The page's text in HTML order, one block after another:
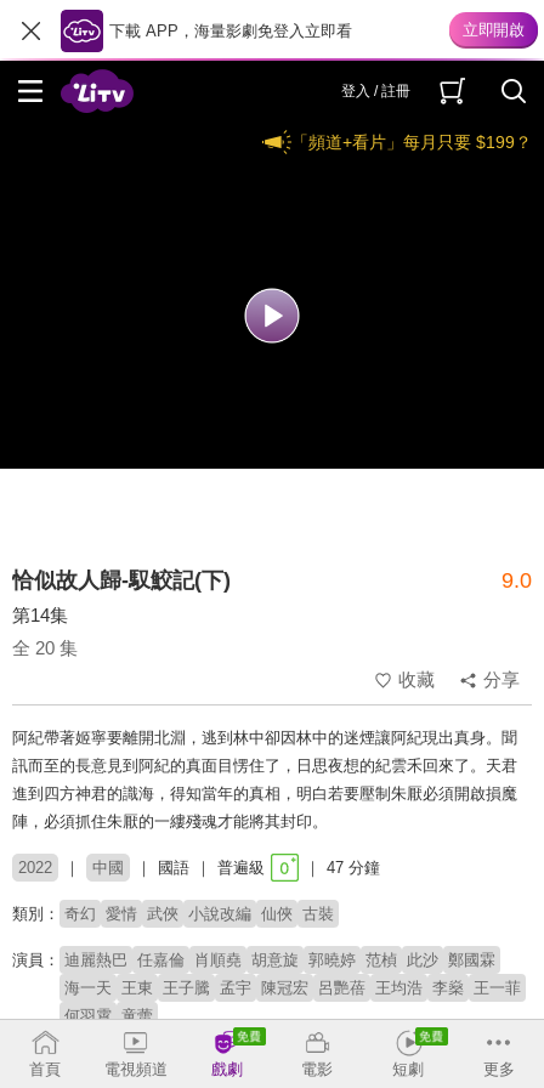
下載 APP，海量影劇免登入立即看
登入 / 註冊
「頻道+看片」每月只要 $199？
恰似故人歸-馭鮫記(下) 9.0
第14集
全 20 集
收藏
分享
阿紀帶著姬寧要離開北淵，逃到林中卻因林中的迷煙讓阿紀現出真身。聞
訊而至的長意見到阿紀的真面目愣住了，日思夜想的紀雲禾回來了。天君
進到四方神君的識海，得知當年的真相，明白若要壓制朱厭必須開啟損魔
陣，必須抓住朱厭的一縷殘魂才能將其封印。
2022 中國 國語 普遍級 47 分鐘
類別： 奇幻 愛情 武俠 小說改編 仙俠 古裝
演員： 迪麗熱巴 任嘉倫 肖順堯 胡意旋 郭曉婷 范楨 此沙 鄭國霖
海一天
王東 王子騰 孟宇 陳冠宏 呂艷蓓 王均浩 李燊 王一菲
何羽霄 童蕾
導演： 朱銳斌
首頁 電視頻道 戲劇 電影 短劇 更多